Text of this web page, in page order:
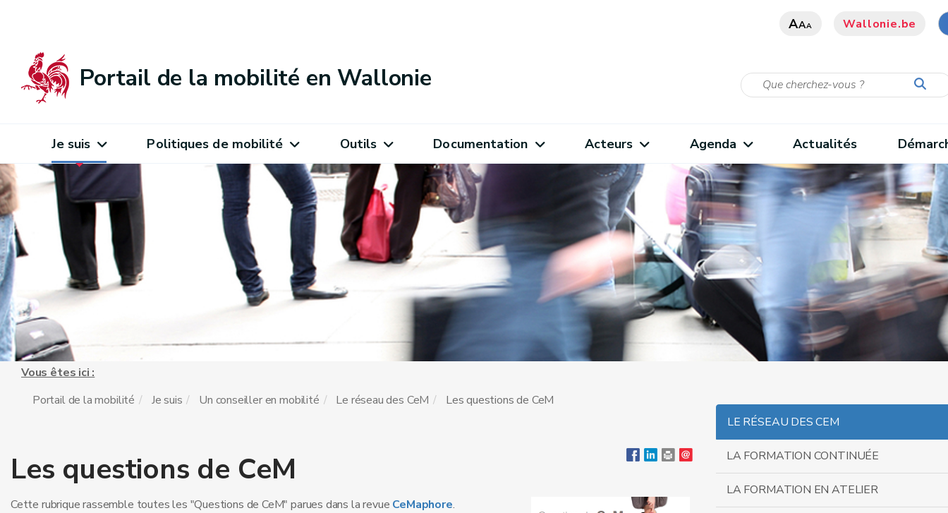
AAA Wallonie.be
Portail de la mobilité en Wallonie
Je suis Politiques de mobilité Outils Documentation Acteurs Agenda Actualités
Vous êtes ici :
Portail de la mobilité
Je suis Un conseiller en mobilité Le réseau des CeM Les questions de CeM
Les questions de CeM
Cette rubrique rassemble toutes les "Questions de CeM" parues dans la revue CeMaphore.
LE RÉSEAU DES CEM
LA FORMATION CONTINUÉE
LA FORMATION EN ATELIER